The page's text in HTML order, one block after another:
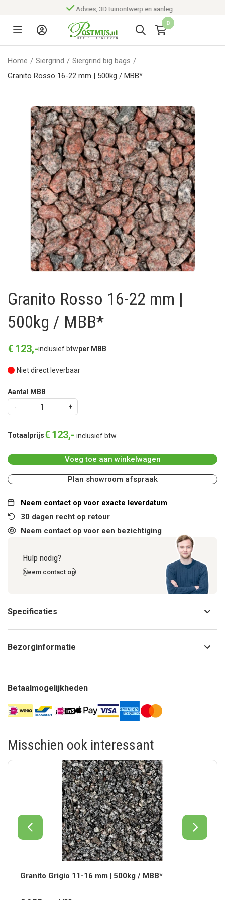
Advies, 3D tuinontwerp en aanleg
0
Home / Siergrind / Siergrind big bags /
Granito Rosso 16-22 mm | 500kg / MBB*
Granito Rosso 16-22 mm |
500kg / MBB*
€ 123,-inclusief btwper MBB
Niet direct leverbaar
Aantal MBB
Totaalprijs€ 123,- inclusief btw
Voeg toe aan winkelwagen
Plan showroom afspraak
Neem contact op voor exacte leverdatum
30 dagen recht op retour
Neem contact op voor een bezichtiging
Hulp nodig?
Neem contact op
Specificaties
Bezorginformatie
Betaalmogelijkheden
Misschien ook interessant
Granito Grigio 11-16 mm | 500kg / MBB*